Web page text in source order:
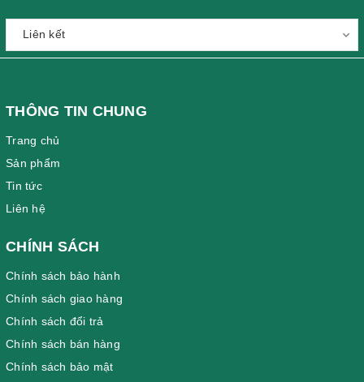
THÔNG TIN CHUNG
Trang chủ
Sản phẩm
Tin tức
Liên hệ
CHÍNH SÁCH
Chính sách bảo hành
Chính sách giao hàng
Chính sách đổi trả
Chính sách bán hàng
Chính sách bảo mật